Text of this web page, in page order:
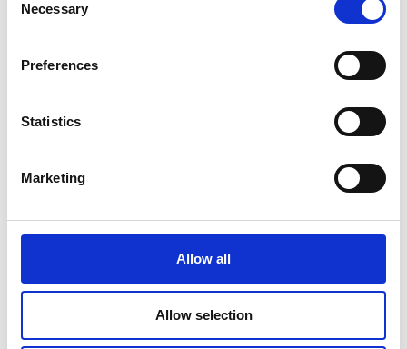
Selection
Necessary
Preferences
Statistics
Marketing
Allow all
Allow selection
EMBALLAGE